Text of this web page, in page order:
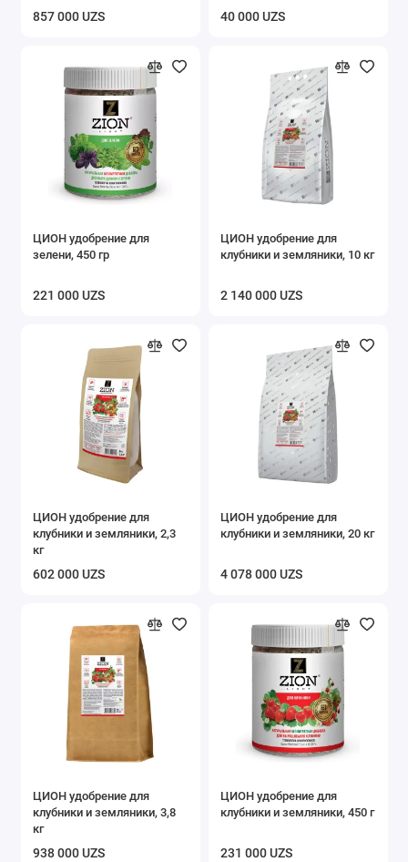
857 000 UZS 40 000 UZS
ЦИОН удобрение для
зелени, 450 гр
221 000 UZS
ЦИОН удобрение для
клубники и земляники, 10 кг
2 140 000 UZS
ЦИОН удобрение для
клубники и земляники, 2,3
кг
602 000 UZS
ЦИОН удобрение для
клубники и земляники, 20 кг
4 078 000 UZS
ЦИОН удобрение для
клубники и земляники, 3,8
кг
938 000 UZS
ЦИОН удобрение для
клубники и земляники, 450 г
231 000 UZS